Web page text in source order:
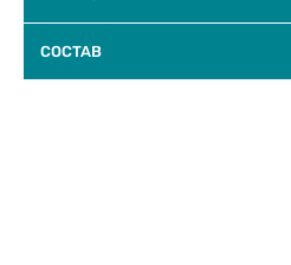
COCTAB